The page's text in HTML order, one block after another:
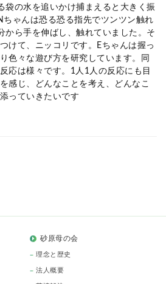
袋の水を追いかけ捕まえると大きく振
ちゃんは恐る恐る指先でツンツン触れ
から手を伸ばし、触れていました。そ
けて、ニッコリです。Eちゃんは握っ
色々な遊び方を研究しています。同
応は様々です。1人1人の反応にも目
感じ、どんなことを考え、どんなこ
っていきたいです
砂原母の会
理念と歴史
法人概要